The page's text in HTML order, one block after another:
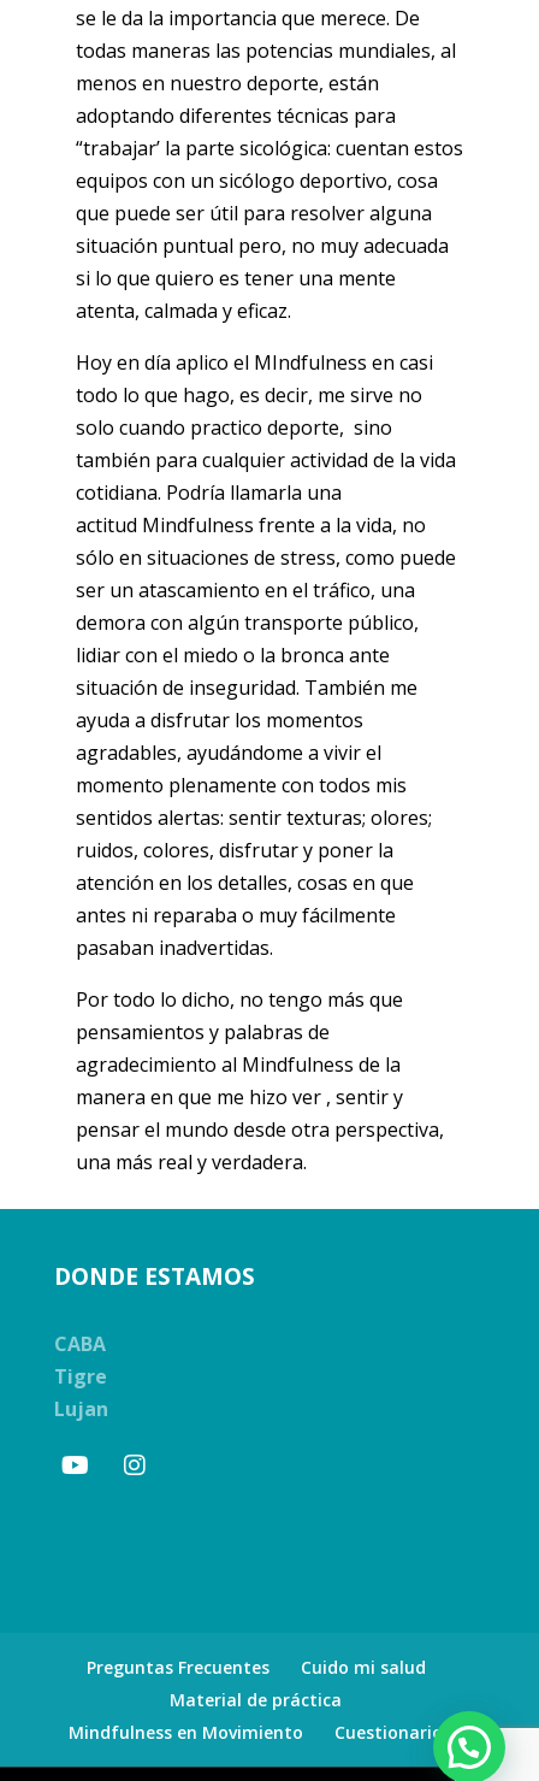
se le da la importancia que merece. De
todas maneras las potencias mundiales, al
menos en nuestro deporte, están
adoptando diferentes técnicas para
“trabajar’ la parte sicológica: cuentan estos
equipos con un sicólogo deportivo, cosa
que puede ser útil para resolver alguna
situación puntual pero, no muy adecuada
si lo que quiero es tener una mente
atenta, calmada y eficaz.
Hoy en día aplico el MIndfulness en casi
todo lo que hago, es decir, me sirve no
solo cuando practico deporte, sino
también para cualquier actividad de la vida
cotidiana. Podría llamarla una
actitud Mindfulness frente a la vida, no
sólo en situaciones de stress, como puede
ser un atascamiento en el tráfico, una
demora con algún transporte público,
lidiar con el miedo o la bronca ante
situación de inseguridad. También me
ayuda a disfrutar los momentos
agradables, ayudándome a vivir el
momento plenamente con todos mis
sentidos alertas: sentir texturas; olores;
ruidos, colores, disfrutar y poner la
atención en los detalles, cosas en que
antes ni reparaba o muy fácilmente
pasaban inadvertidas.
Por todo lo dicho, no tengo más que
pensamientos y palabras de
agradecimiento al Mindfulness de la
manera en que me hizo ver , sentir y
pensar el mundo desde otra perspectiva,
una más real y verdadera.
DONDE ESTAMOS
CABA
Tigre
Lujan
Preguntas Frecuentes
Cuido mi salud
Material de práctica
Mindfulness en Movimiento
Cuestionario